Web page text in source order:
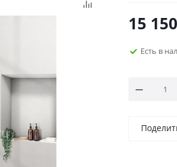
15 150
Есть в